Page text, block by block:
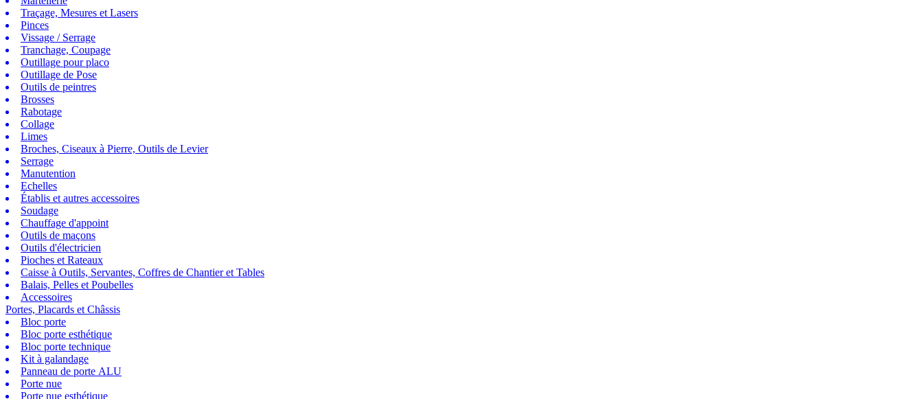
Traçage, Mesures et Lasers
Pinces
Vissage / Serrage
Tranchage, Coupage
Outillage pour placo
Outillage de Pose
Outils de peintres
Brosses
Rabotage
Collage
Limes
Broches, Ciseaux à Pierre, Outils de Levier
Serrage
Manutention
Echelles
Établis et autres accessoires
Soudage
Chauffage d'appoint
Outils de maçons
Outils d'électricien
Pioches et Rateaux
Caisse à Outils, Servantes, Coffres de Chantier et Tables
Balais, Pelles et Poubelles
Accessoires
Portes, Placards et Châssis
Bloc porte
Bloc porte esthétique
Bloc porte technique
Kit à galandage
Panneau de porte ALU
Porte nue
Porte nue esthétique